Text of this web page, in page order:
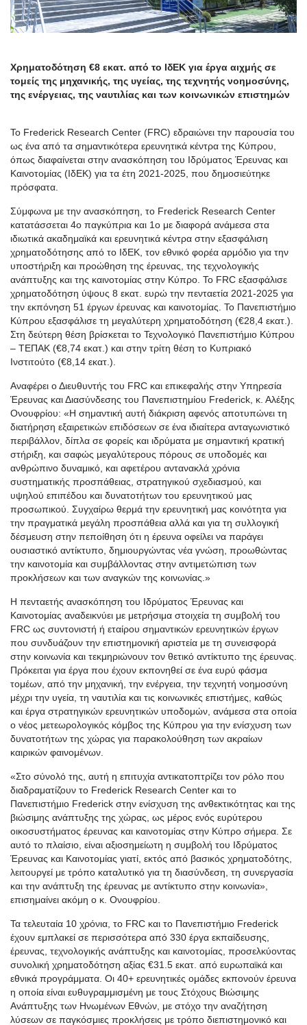
Χρηματοδότηση €8 εκατ. από το ΙδΕΚ για έργα αιχμής σε
τομείς της μηχανικής, της υγείας, της τεχνητής νοημοσύνης,
της ενέργειας, της ναυτιλίας και των κοινωνικών επιστημών
Το Frederick Research Center (FRC) εδραιώνει την παρουσία του
ως ένα από τα σημαντικότερα ερευνητικά κέντρα της Κύπρου,
όπως διαφαίνεται στην ανασκόπηση του Ιδρύματος Έρευνας και
Καινοτομίας (ΙδΕΚ) για τα έτη 2021-2025, που δημοσιεύτηκε
πρόσφατα.
Σύμφωνα με την ανασκόπηση, το Frederick Research Center
κατατάσσεται 4ο παγκύπρια και 1ο με διαφορά ανάμεσα στα
ιδιωτικά ακαδημαϊκά και ερευνητικά κέντρα στην εξασφάλιση
χρηματοδότησης από το ΙδΕΚ, τον εθνικό φορέα αρμόδιο για την
υποστήριξη και προώθηση της έρευνας, της τεχνολογικής
ανάπτυξης και της καινοτομίας στην Κύπρο. Το FRC εξασφάλισε
χρηματοδότηση ύψους 8 εκατ. ευρώ την πενταετία 2021-2025 για
την εκπόνηση 51 έργων έρευνας και καινοτομίας. Το Πανεπιστήμιο
Κύπρου εξασφάλισε τη μεγαλύτερη χρηματοδότηση (€28,4 εκατ.).
Στη δεύτερη θέση βρίσκεται το Τεχνολογικό Πανεπιστήμιο Κύπρου
– ΤΕΠΑΚ (€8,74 εκατ.) και στην τρίτη θέση το Κυπριακό
Ινστιτούτο (€8,14 εκατ.).
Αναφέρει ο Διευθυντής του FRC και επικεφαλής στην Υπηρεσία
Έρευνας και Διασύνδεσης του Πανεπιστημίου Frederick, κ. Αλέξης
Ονουφρίου: «Η σημαντική αυτή διάκριση αφενός αποτυπώνει τη
διατήρηση εξαιρετικών επιδόσεων σε ένα ιδιαίτερα ανταγωνιστικό
περιβάλλον, δίπλα σε φορείς και ιδρύματα με σημαντική κρατική
στήριξη, και σαφώς μεγαλύτερους πόρους σε υποδομές και
ανθρώπινο δυναμικό, και αφετέρου αντανακλά χρόνια
συστηματικής προσπάθειας, στρατηγικού σχεδιασμού, και
υψηλού επιπέδου και δυνατοτήτων του ερευνητικού μας
προσωπικού. Συγχαίρω θερμά την ερευνητική μας κοινότητα για
την πραγματικά μεγάλη προσπάθεια αλλά και για τη συλλογική
δέσμευση στην πεποίθηση ότι η έρευνα οφείλει να παράγει
ουσιαστικό αντίκτυπο, δημιουργώντας νέα γνώση, προωθώντας
την καινοτομία και συμβάλλοντας στην αντιμετώπιση των
προκλήσεων και των αναγκών της κοινωνίας.»
Η πενταετής ανασκόπηση του Ιδρύματος Έρευνας και
Καινοτομίας αναδεικνύει με μετρήσιμα στοιχεία τη συμβολή του
FRC ως συντονιστή ή εταίρου σημαντικών ερευνητικών έργων
που συνδυάζουν την επιστημονική αριστεία με τη συνεισφορά
στην κοινωνία και τεκμηριώνουν τον θετικό αντίκτυπο της έρευνας.
Πρόκειται για έργα που έχουν εκπονηθεί σε ένα ευρύ φάσμα
τομέων, από την μηχανική, την ενέργεια, την τεχνητή νοημοσύνη
μέχρι την υγεία, τη ναυτιλία και τις κοινωνικές επιστήμες, καθώς
και έργα στρατηγικών ερευνητικών υποδομών, ανάμεσα στα οποία
ο νέος μετεωρολογικός κόμβος της Κύπρου για την ενίσχυση των
δυνατοτήτων της χώρας για παρακολούθηση των ακραίων
καιρικών φαινομένων.
«Στο σύνολό της, αυτή η επιτυχία αντικατοπτρίζει τον ρόλο που
διαδραματίζουν το Frederick Research Center και το
Πανεπιστήμιο Frederick στην ενίσχυση της ανθεκτικότητας και της
βιώσιμης ανάπτυξης της χώρας, ως μέρος ενός ευρύτερου
οικοσυστήματος έρευνας και καινοτομίας στην Κύπρο σήμερα. Σε
αυτό το πλαίσιο, είναι αξιοσημείωτη η συμβολή του Ιδρύματος
Έρευνας και Καινοτομίας γιατί, εκτός από βασικός χρηματοδότης,
λειτουργεί με τρόπο καταλυτικό για τη διασύνδεση, τη συνεργασία
και την ανάπτυξη της έρευνας με αντίκτυπο στην κοινωνία»,
επισημαίνει ακόμη ο κ. Ονουφρίου.
Τα τελευταία 10 χρόνια, το FRC και το Πανεπιστήμιο Frederick
έχουν εμπλακεί σε περισσότερα από 330 έργα εκπαίδευσης,
έρευνας, τεχνολογικής ανάπτυξης και καινοτομίας, προσελκύοντας
συνολική χρηματοδότηση αξίας €31.5 εκατ. από ευρωπαϊκά και
εθνικά προγράμματα. Οι 40+ ερευνητικές ομάδες εκπονούν έρευνα
η οποία είναι ευθυγραμμισμένη με τους Στόχους Βιώσιμης
Ανάπτυξης των Ηνωμένων Εθνών, με στόχο την αναζήτηση
λύσεων σε παγκόσμιες προκλήσεις με τρόπο διεπιστημονικό και